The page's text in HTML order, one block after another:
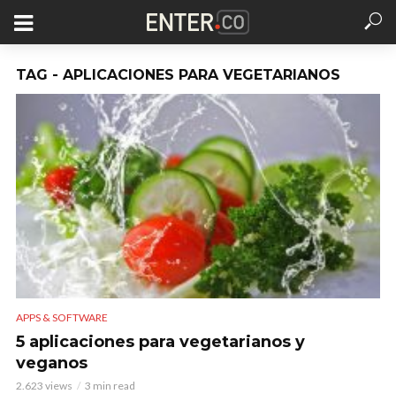
TAG - APLICACIONES PARA VEGETARIANOS
APPS & SOFTWARE
5 aplicaciones para vegetarianos y
veganos
2.623 views 3 min read